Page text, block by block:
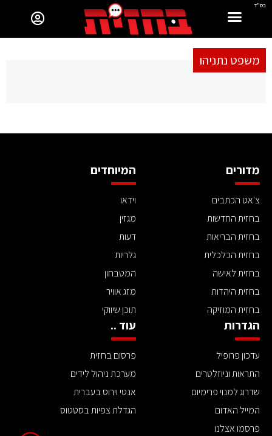
בס"ד
משפט נתניהו
מדורים
צ'אט הכתבים
בחזית החדשות
בחזית הבריאות
בחזית הכלכלית
בחזית לאישה
בחזית היהדות
בחזית המוזיקה
המיוחדים
וידאו
מגזין
דעות
גלריות
המטבחון
מזג אוויר
תוכן שיווקי
הגדרות
עדכון פרופיל
התראות וניוזלטרים
שדרוג למנוי פרימיום
המייל האדום
פרסמו אצלנו
עוד ..
פרסום בחזית
מערכת ניהול לידים
אנטי וירוס בעברית
הגדלת צפיות בסטטוס